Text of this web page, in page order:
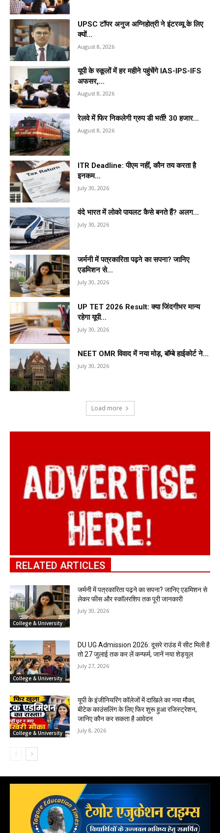
UPSC टॉपर अनुज अग्निहोत्री ने इंटरव्यू के लिए
क्यों...
August 8, 2026
यूपी के स्कूलों में हर महीने पहुंचेंगे IAS-IPS-IFS
अफसर,...
August 8, 2026
रेलवे में फिर निकलेगी ग्रुप डी भर्ती! 30 हजार...
August 8, 2026
ITR Deadline: पीएम नहीं, कौन तय करता है
इनकम...
July 30, 2026
वंदे भारत में लोको पायलट कैसे बनते हैं? अलग...
July 30, 2026
जर्मनी में पत्रकारिता पढ़ने का सपना? जानिए
एडमिशन से...
July 30, 2026
UP TET 2026 Result: क्या जिंदगीभर मान्य
रहेगा यूपी...
July 30, 2026
NEET OMR विवाद में नया मोड़, बॉम्बे हाईकोर्ट ने...
July 30, 2026
Load more
RELATED ARTICLES
College & University
जर्मनी में पत्रकारिता पढ़ने का सपना? जानिए एडमिशन से
लेकर फीस और स्कॉलरशिप तक पूरी जानकारी
July 30, 2026
College & University
DU UG Admission 2026: दूसरे राउंड में सीट मिली है
तो 27 जुलाई तक कर लें कन्फर्म, जानें नया शेड्यूल
July 27, 2026
College & University
यूपी के इंजीनियरिंग कॉलेजों में दाखिले का नया मौका,
बीटेक काउंसलिंग के लिए फिर शुरू हुआ रजिस्ट्रेशन,
जानिए कौन कर सकता है आवेदन
July 8, 2026